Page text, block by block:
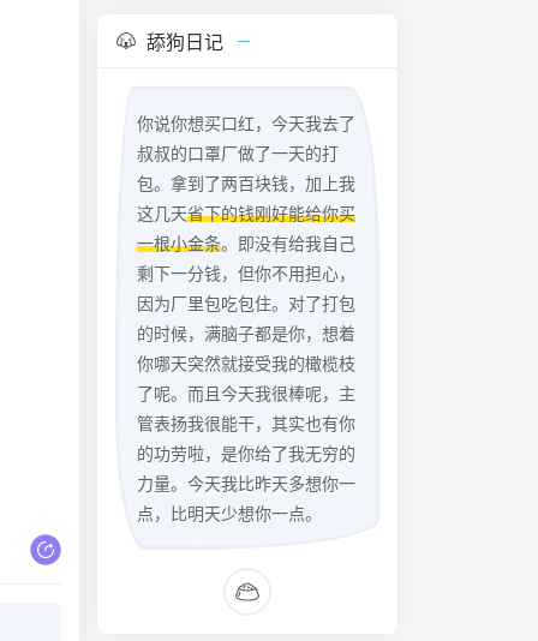
舔狗日记
你说你想买口红，今天我去了
叔叔的口罩厂做了一天的打
包。拿到了两百块钱，加上我
这几天省下的钱刚好能给你买
一根小金条。即没有给我自己
剩下一分钱，但你不用担心，
因为厂里包吃包住。对了打包
的时候，满脑子都是你，想着
你哪天突然就接受我的橄榄枝
了呢。而且今天我很棒呢，主
管表扬我很能干，其实也有你
的功劳啦，是你给了我无穷的
力量。今天我比昨天多想你一
点，比明天少想你一点。